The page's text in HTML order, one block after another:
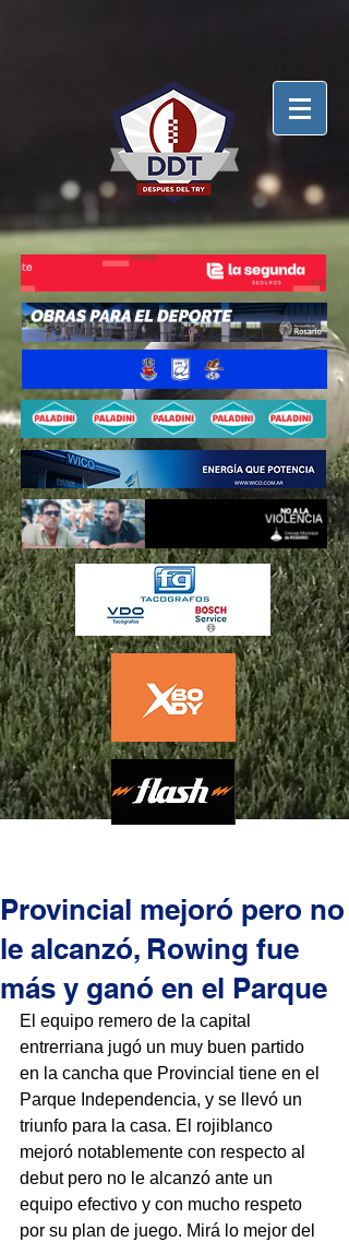
Provincial mejoró pero no
le alcanzó, Rowing fue
más y ganó en el Parque
El equipo remero de la capital
entrerriana jugó un muy buen partido
en la cancha que Provincial tiene en el
Parque Independencia, y se llevó un
triunfo para la casa. El rojiblanco
mejoró notablemente con respecto al
debut pero no le alcanzó ante un
equipo efectivo y con mucho respeto
por su plan de juego. Mirá lo mejor del